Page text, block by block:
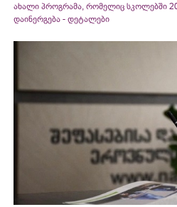
ახალი პროგრამა, რომელიც სკოლებში
დაინერგება - დეტალები